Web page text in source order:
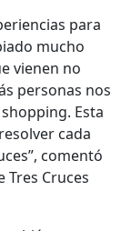
para
mucho
vienen no
personas nos
Esta
cada
comentó
Tres Cruces